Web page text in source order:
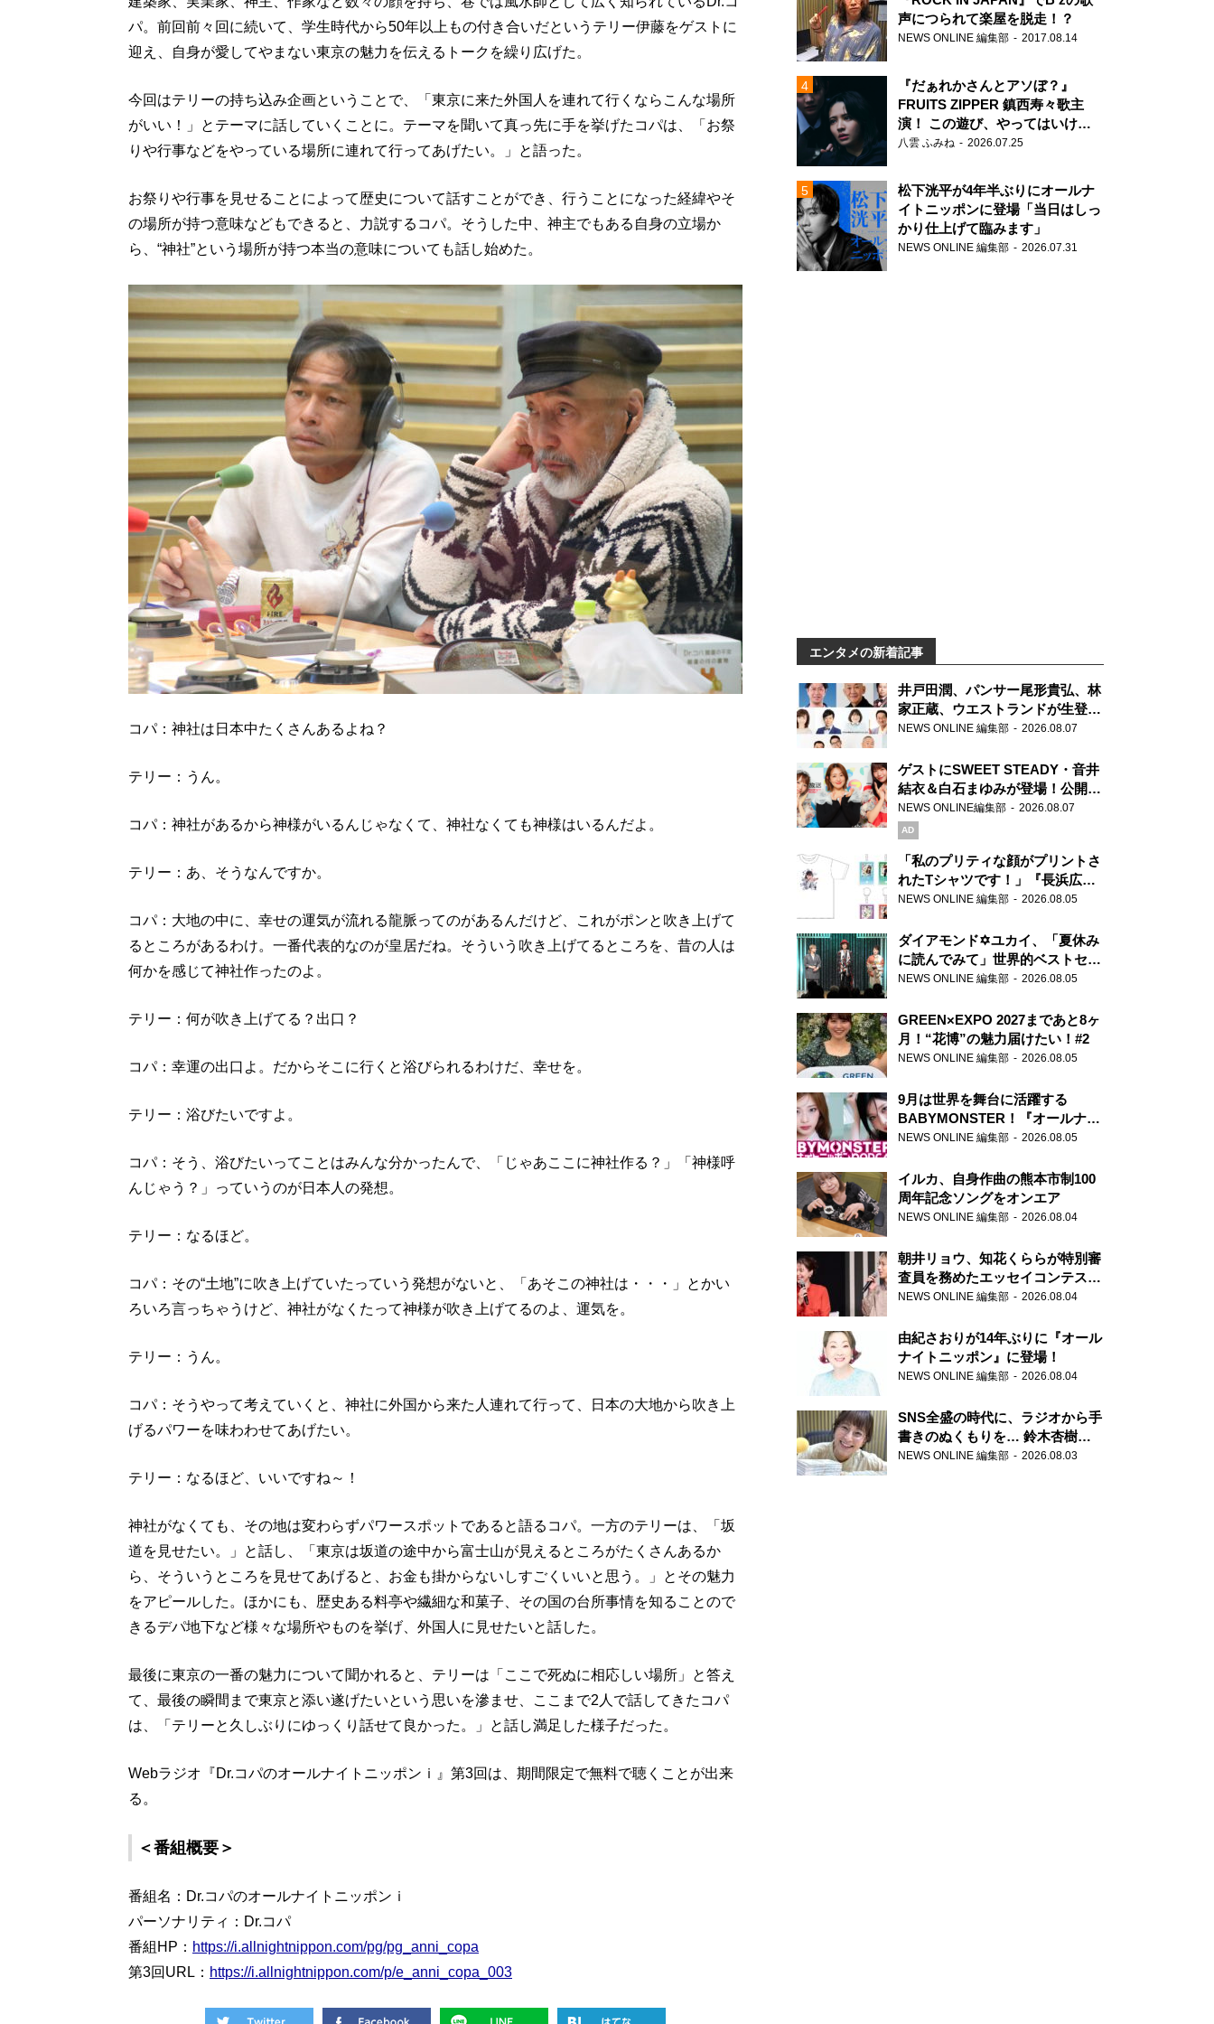
パ。前回前々回に続いて、学生時代から50年以上もの付き合いだというテリー伊藤をゲストに
迎え、自身が愛してやまない東京の魅力を伝えるトークを繰り広げた。
今回はテリーの持ち込み企画ということで、「東京に来た外国人を連れて行くならこんな場所
がいい！」とテーマに話していくことに。テーマを聞いて真っ先に手を挙げたコパは、「お祭
りや行事などをやっている場所に連れて行ってあげたい。」と語った。
お祭りや行事を見せることによって歴史について話すことができ、行うことになった経緯やそ
の場所が持つ意味などもできると、力説するコパ。そうした中、神主でもある自身の立場か
ら、“神社”という場所が持つ本当の意味についても話し始めた。
コパ：神社は日本中たくさんあるよね？
テリー：うん。
コパ：神社があるから神様がいるんじゃなくて、神社なくても神様はいるんだよ。
テリー：あ、そうなんですか。
コパ：大地の中に、幸せの運気が流れる龍脈ってのがあるんだけど、これがポンと吹き上げて
るところがあるわけ。一番代表的なのが皇居だね。そういう吹き上げてるところを、昔の人は
何かを感じて神社作ったのよ。
テリー：何が吹き上げてる？出口？
コパ：幸運の出口よ。だからそこに行くと浴びられるわけだ、幸せを。
テリー：浴びたいですよ。
コパ：そう、浴びたいってことはみんな分かったんで、「じゃあここに神社作る？」「神様呼
んじゃう？」っていうのが日本人の発想。
テリー：なるほど。
コパ：その“土地”に吹き上げていたっていう発想がないと、「あそこの神社は・・・」とかい
ろいろ言っちゃうけど、神社がなくたって神様が吹き上げてるのよ、運気を。
テリー：うん。
コパ：そうやって考えていくと、神社に外国から来た人連れて行って、日本の大地から吹き上
げるパワーを味わわせてあげたい。
テリー：なるほど、いいですね～！
神社がなくても、その地は変わらずパワースポットであると語るコパ。一方のテリーは、「坂
道を見せたい。」と話し、「東京は坂道の途中から富士山が見えるところがたくさんあるか
ら、そういうところを見せてあげると、お金も掛からないしすごくいいと思う。」とその魅力
をアピールした。ほかにも、歴史ある料亭や繊細な和菓子、その国の台所事情を知ることので
きるデパ地下など様々な場所やものを挙げ、外国人に見せたいと話した。
最後に東京の一番の魅力について聞かれると、テリーは「ここで死ぬに相応しい場所」と答え
て、最後の瞬間まで東京と添い遂げたいという思いを滲ませ、ここまで2人で話してきたコパ
は、「テリーと久しぶりにゆっくり話せて良かった。」と話し満足した様子だった。
Webラジオ『Dr.コパのオールナイトニッポンｉ』第3回は、期間限定で無料で聴くことが出来
る。
＜番組概要＞
番組名：Dr.コパのオールナイトニッポンｉ
パーソナリティ：Dr.コパ
番組HP： https://i.allnightnippon.com/pg/pg_anni_copa
第3回URL： https://i.allnightnippon.com/p/e_anni_copa_003
声につられて楽屋を脱走！？
NEWS ONLINE 編集部 2017.08.14
『だぁれかさんとアソぼ？』
FRUITS ZIPPER 鎮西寿々歌主
演！ この遊び、やってはいけま
せん。
八雲 ふみね 2026.07.25
松下洸平が4年半ぶりにオールナ
イトニッポンに登場「当日はしっ
かり仕上げて臨みます」
NEWS ONLINE 編集部 2026.07.31
エンタメの新着記事
井戸田潤、パンサー尾形貴弘、林
家正蔵、ウエストランドが生登
場！『ラジオビバリー昼ズ』
NEWS ONLINE 編集部 2026.08.07
ゲストにSWEET STEADY・音井
結衣＆白石まゆみが登場！公開収
録で素顔全開！
NEWS ONLINE編集部 2026.08.07
AD
「私のプリティな顔がプリントさ
れたTシャツです！」『長浜広奈
天下無双』初の番組グッズ発売
NEWS ONLINE 編集部 2026.08.05
ダイアモンド✡ユカイ、「夏休み
に読んでみて」世界的ベストセラ
ー『アナスタシア』を紹介
NEWS ONLINE 編集部 2026.08.05
GREEN×EXPO 2027まであと8ヶ
月！“花博”の魅力届けたい！#2
NEWS ONLINE 編集部 2026.08.05
9月は世界を舞台に活躍する
BABYMONSTER！『オールナイ
トニッポンPODCAST』月替わり
NEWS ONLINE 編集部 2026.08.05
イルカ、自身作曲の熊本市制100
周年記念ソングをオンエア
NEWS ONLINE 編集部 2026.08.04
朝井リョウ、知花くららが特別審
査員を務めたエッセイコンテスト
の特別番組「#いまあなたに伝え
NEWS ONLINE 編集部 2026.08.04
由紀さおりが14年ぶりに『オール
ナイトニッポン』に登場！
NEWS ONLINE 編集部 2026.08.04
SNS全盛の時代に、ラジオから手
書きのぬくもりを… 鈴木杏樹の
直筆はがきが届く！
NEWS ONLINE 編集部 2026.08.03